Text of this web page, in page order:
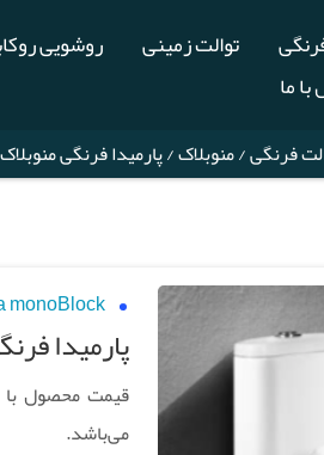
توالت زمینی روشویی
ما
فرنگی/منوبلاک/ پارمیدا فرنگی منوبلاک
monoBlock
پارمیدا
می‌باشد.